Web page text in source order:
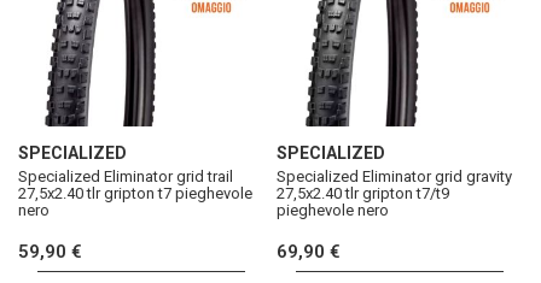
SPECIALIZED
Specialized Eliminator grid trail
27,5x2.40 tlr gripton t7 pieghevole
nero
59,90 €
SPECIALIZED
Specialized Eliminator grid gravity
27,5x2.40 tlr gripton t7/t9
pieghevole nero
69,90 €